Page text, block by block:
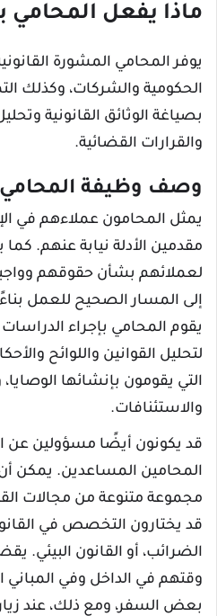
ماذا يفعل المحامي
يوفر المحامي المشورة
الحكومية والشركات، وكذلك
بصياغة الوثائق القانونية
والقرارات القضائية.
وصف وظيفة المحامي
يمثل المحامون عملاءهم في
مقدمين الأدلة نيابة عنهم.
لعملائهم بشأن حقوقهم
إلى المسار الصحيح للعمل
يقوم المحامي بإجراء الدراسات
لتحليل القوانين واللوائح
التي يقومون بإنشائها الوصايا،
والاستئنافات.
قد يكونون أيضًا مسؤولين عن
المحامين المساعدين. يمكن
مجموعة متنوعة من مجالات
قد يختارون التخصص في القانون
الضرائب، أو القانون البيئي.
وقتهم في الداخل وفي المباني
بعض السفر، ومع ذلك، عند